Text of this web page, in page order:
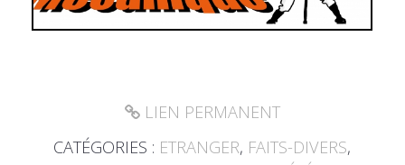
LIEN PERMANENT
CATÉGORIES : ETRANGER, FAITS-DIVERS,